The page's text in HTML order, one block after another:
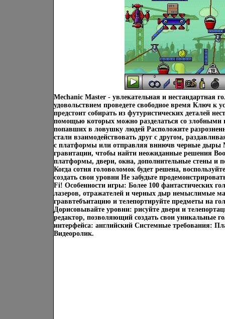
Mechanic Master - увлекательная и нестандартная
удовольствием проведете свободное время Ключ к
предстоит собирать из футуристических деталей
помощью которых можно разделаться со злобными
попавших в ловушку людей Расположите
стали взаимодействовать друг с другом,
с платформы или отправляя вннючв черные дыры
гравитации, чтобы найти неожиданные решения
платформы, двери, окна, дополнительные стены и
Когда сотня головоломок будет решена,
создать свои уровни Не забудьте
Fi! Особенности игры: Более 100 фантастических
лазеров, отражателей и черных дыр немыслимые
граввтебъитацию и телепортируйте предметы на
Дорисовывайте уровни: рисуйте двери и
редактор, позволяющий создать свои уникальные
интерфейса: английский Системные требования:
Видеоролик.